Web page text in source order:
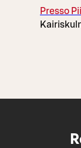
Presso